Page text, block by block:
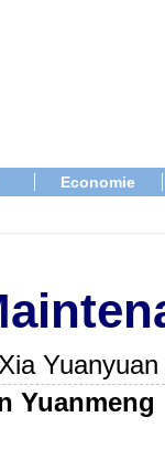
Economie
Yuanmeng